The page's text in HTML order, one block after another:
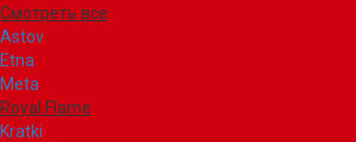
Смотреть все
Astov
Etna
Meta
Royal Flame
Kratki